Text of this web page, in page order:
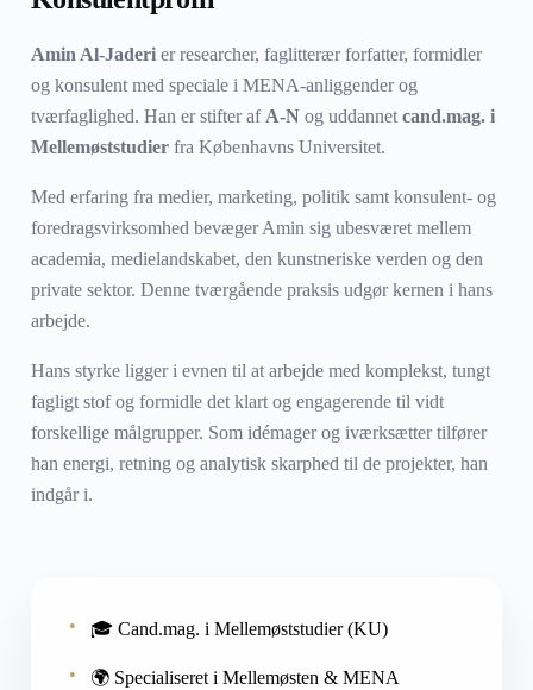
Amin Al-Jaderier researcher, faglitterær forfatter, formidler
og konsulent med speciale i MENA-anliggender og
tværfaglighed. Han er stifter af A‑Nog uddannet cand.mag. i
Mellemøststudierfra Københavns Universitet.
Med erfaring fra medier, marketing, politik samt konsulent- og
foredragsvirksomhed bevæger Amin sig ubesværet mellem
academia, medielandskabet, den kunstneriske verden og den
private sektor. Denne tværgående praksis udgør kernen i hans
arbejde.
Hans styrke ligger i evnen til at arbejde med komplekst, tungt
fagligt stof og formidle det klart og engagerende til vidt
forskellige målgrupper. Som idémager og iværksætter tilfører
han energi, retning og analytisk skarphed til de projekter, han
indgår i.
🎓 Cand.mag. i Mellemøststudier (KU)
🌍 Specialiseret i Mellemøsten & MENA